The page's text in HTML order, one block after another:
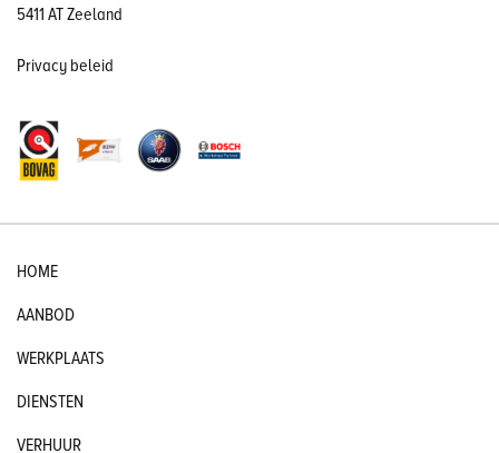
5411 AT Zeeland
Privacy beleid
HOME
AANBOD
WERKPLAATS
DIENSTEN
VERHUUR